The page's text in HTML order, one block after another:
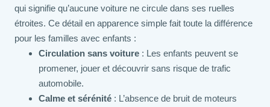
qui signifie qu’aucune voiture ne circule dans ses ruelles
étroites. Ce détail en apparence simple fait toute la différence
pour les familles avec enfants :
Circulation sans voiture : Les enfants peuvent se
promener, jouer et découvrir sans risque de trafic
automobile.
Calme et sérénité : L’absence de bruit de moteurs